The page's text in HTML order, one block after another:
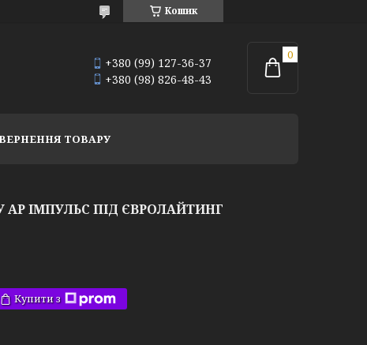
Кошик
+380 (99) 127-36-37
+380 (98) 826-48-43
ТОВАРУ
ІМПУЛЬС ПІД ЄВРОЛАЙТИНГ
Купити з